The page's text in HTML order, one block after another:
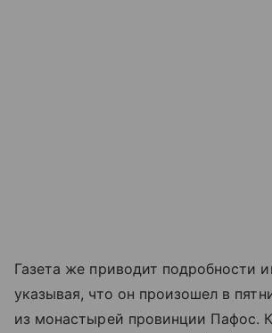
Газета же приводит подробности
указывая, что он произошел в
из монастырей провинции Пафос.